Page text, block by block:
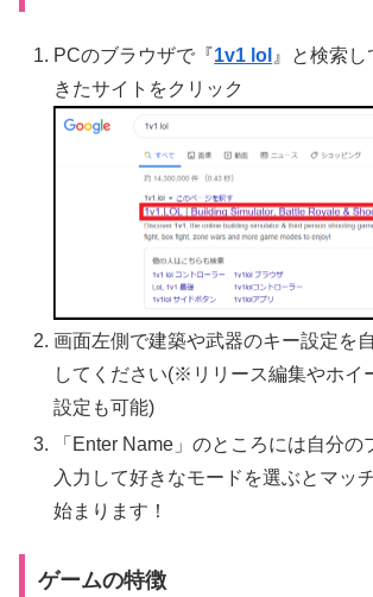
PCのブラウザで『1v1 lol 』と検索
きたサイトをクリック
画面左側で建築や武器のキー設定を
してください(※リリース編集やホイ
設定も可能)
「Enter Name」のところには自分の
入力して好きなモードを選ぶとマッ
始まります！
ゲームの特徴